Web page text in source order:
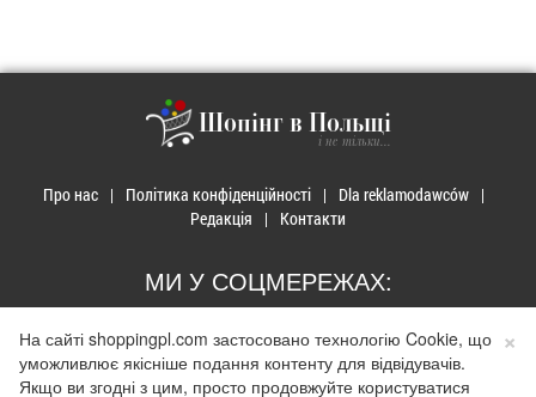
Шопінг в Польщі
і не тільки...
Про нас Політика конфіденційності
Dla reklamodawców
Редакція
Контакти
МИ У СОЦМЕРЕЖАХ:
×
На сайті shoppingpl.com застосовано технологію Cookie, що
уможливлює якісніше подання контенту для відвідувачів.
Якщо ви згодні з цим, просто продовжуйте користуватися